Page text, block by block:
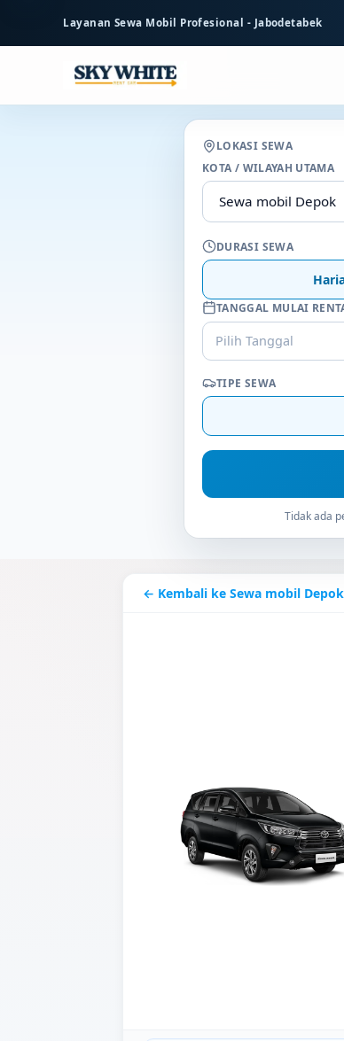
Layanan Sewa Mobil Profesional - Jabodetabek
LOKASI SEWA
KOTA / WILAYAH UTAMA
DURASI SEWA
TANGGAL MULAI
Pilih Tanggal
TIPE SEWA
Tidak ada
← Kembali ke Sewa mobil Depok